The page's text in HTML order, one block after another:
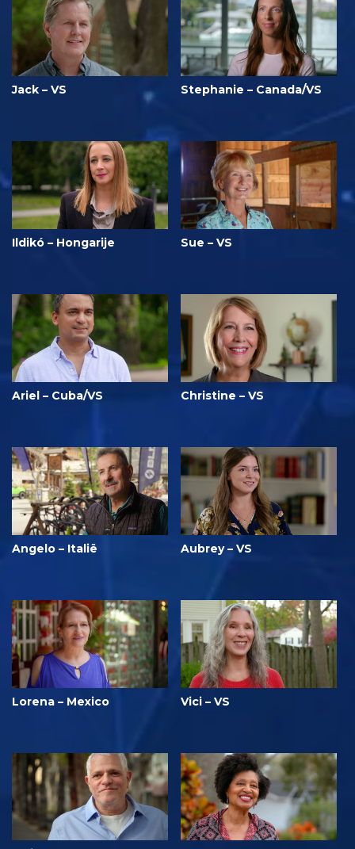
Jack – VS Stephanie – Canada/VS
Ildikó – Hongarije Sue – VS
Ariel – Cuba/VS Christine – VS
Angelo – Italië Aubrey – VS
Lorena – Mexico Vici – VS